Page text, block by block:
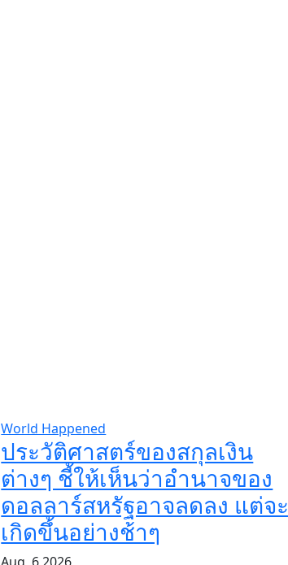
World Happened
ประวัติศาสตร์ของสกุลเงิน
ต่างๆ ชี้ให้เห็นว่าอำนาจของ
ดอลลาร์สหรัฐอาจลดลง แต่จะ
เกิดขึ้นอย่างช้าๆ